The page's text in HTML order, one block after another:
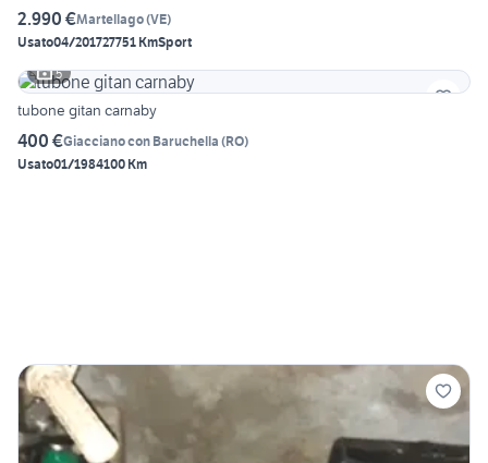
2.990 €Martellago(VE)
Usato04/201727751 KmSport
5
tubone gitan carnaby
400 €Giacciano con Baruchella (RO)
Usato01/1984100 Km